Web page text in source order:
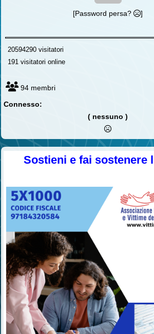
[Password persa? ]
20594290 visitatori
191 visitatori online
94 membri
Connesso:
( nessuno )
Sostieni e fai sostenere